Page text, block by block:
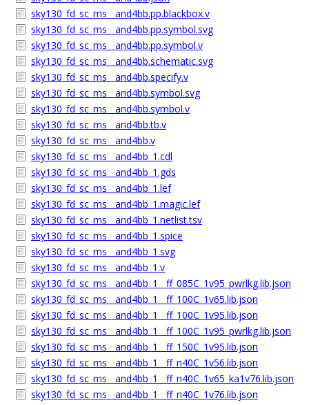
sky130_fd_sc_ms__and4bb.pp.blackbox.v
sky130_fd_sc_ms__and4bb.pp.symbol.svg
sky130_fd_sc_ms__and4bb.pp.symbol.v
sky130_fd_sc_ms__and4bb.schematic.svg
sky130_fd_sc_ms__and4bb.specify.v
sky130_fd_sc_ms__and4bb.symbol.svg
sky130_fd_sc_ms__and4bb.symbol.v
sky130_fd_sc_ms__and4bb.tb.v
sky130_fd_sc_ms__and4bb.v
sky130_fd_sc_ms__and4bb_1.cdl
sky130_fd_sc_ms__and4bb_1.gds
sky130_fd_sc_ms__and4bb_1.lef
sky130_fd_sc_ms__and4bb_1.magic.lef
sky130_fd_sc_ms__and4bb_1.netlist.tsv
sky130_fd_sc_ms__and4bb_1.spice
sky130_fd_sc_ms__and4bb_1.svg
sky130_fd_sc_ms__and4bb_1.v
sky130_fd_sc_ms__and4bb_1__ff_085C_1v95_pwrlkg.lib.json
sky130_fd_sc_ms__and4bb_1__ff_100C_1v65.lib.json
sky130_fd_sc_ms__and4bb_1__ff_100C_1v95.lib.json
sky130_fd_sc_ms__and4bb_1__ff_100C_1v95_pwrlkg.lib.json
sky130_fd_sc_ms__and4bb_1__ff_150C_1v95.lib.json
sky130_fd_sc_ms__and4bb_1__ff_n40C_1v56.lib.json
sky130_fd_sc_ms__and4bb_1__ff_n40C_1v65_ka1v76.lib.json
sky130_fd_sc_ms__and4bb_1__ff_n40C_1v76.lib.json